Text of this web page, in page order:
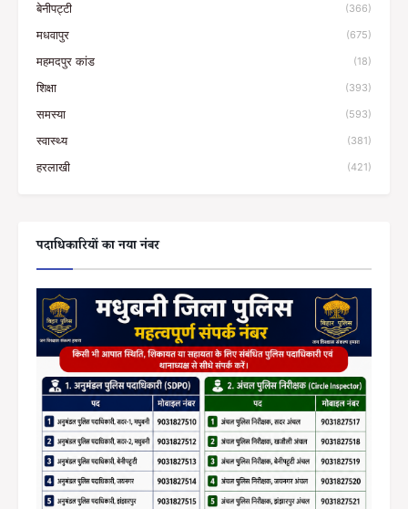
बेनीपट्टी (366)
मधवापुर (675)
महमदपुर कांड (18)
शिक्षा (393)
समस्या (593)
स्वास्थ्य (381)
हरलाखी (421)
पदाधिकारियों का नया नंबर